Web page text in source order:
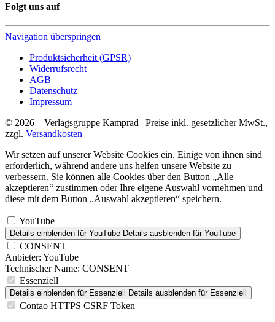
Folgt uns auf
Navigation überspringen
Produktsicherheit (GPSR)
Widerrufsrecht
AGB
Datenschutz
Impressum
© 2026 – Verlagsgruppe Kamprad | Preise inkl. gesetzlicher MwSt.,
zzgl. Versandkosten
Wir setzen auf unserer Website Cookies ein. Einige von ihnen sind
erforderlich, während andere uns helfen unsere Website zu
verbessern. Sie können alle Cookies über den Button „Alle
akzeptieren“ zustimmen oder Ihre eigene Auswahl vornehmen und
diese mit dem Button „Auswahl akzeptieren“ speichern.
YouTube
Details einblenden für YouTube Details ausblenden für YouTube
CONSENT
Anbieter: YouTube
Technischer Name: CONSENT
Essenziell
Details einblenden für Essenziell Details ausblenden für Essenziell
Contao HTTPS CSRF Token